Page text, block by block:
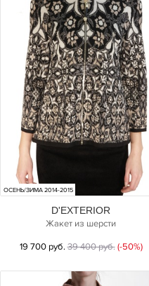
D'EXTERIOR
ОСЕНЬ/ЗИМА 2014-2015
Жакет из шерсти
19 700 руб.39 400 руб. (-50%)